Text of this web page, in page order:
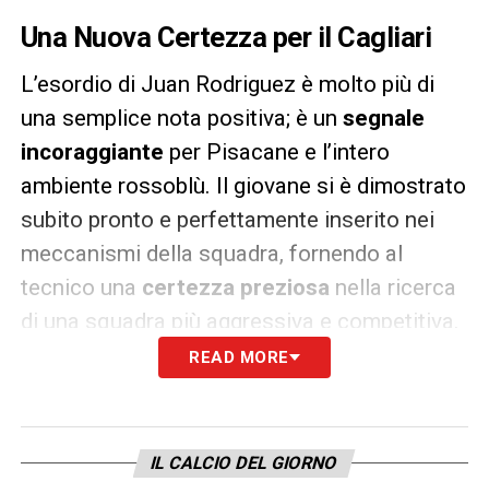
Una Nuova Certezza per il Cagliari
L’esordio di Juan Rodriguez è molto più di
una semplice nota positiva; è un segnale
incoraggiante per Pisacane e l’intero
ambiente rossoblù. Il giovane si è dimostrato
subito pronto e perfettamente inserito nei
meccanismi della squadra, fornendo al
tecnico una certezza preziosa nella ricerca
di una squadra più aggressiva e competitiva.
Se le prestazioni si manterranno su questo
fattore determinante nelle rotazioni
difensive, ma rappresenterà unpatrimonio
READ MORE
IL CALCIO DEL GIORNO